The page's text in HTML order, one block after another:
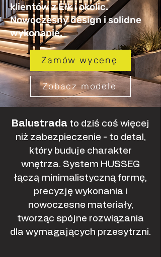
klientów z Ełk i okolic.
Nowoczesny design i solidne
wykonanie.
Zamów wycenę
Zobacz modele
Balustrada to dziś coś więcej
niż zabezpieczenie - to detal,
który buduje charakter
wnętrza. System HUSSEG
łączą minimalistyczną formę,
precyzję wykonania i
nowoczesne materiały,
tworząc spójne rozwiązania
dla wymagających przesytrzni.